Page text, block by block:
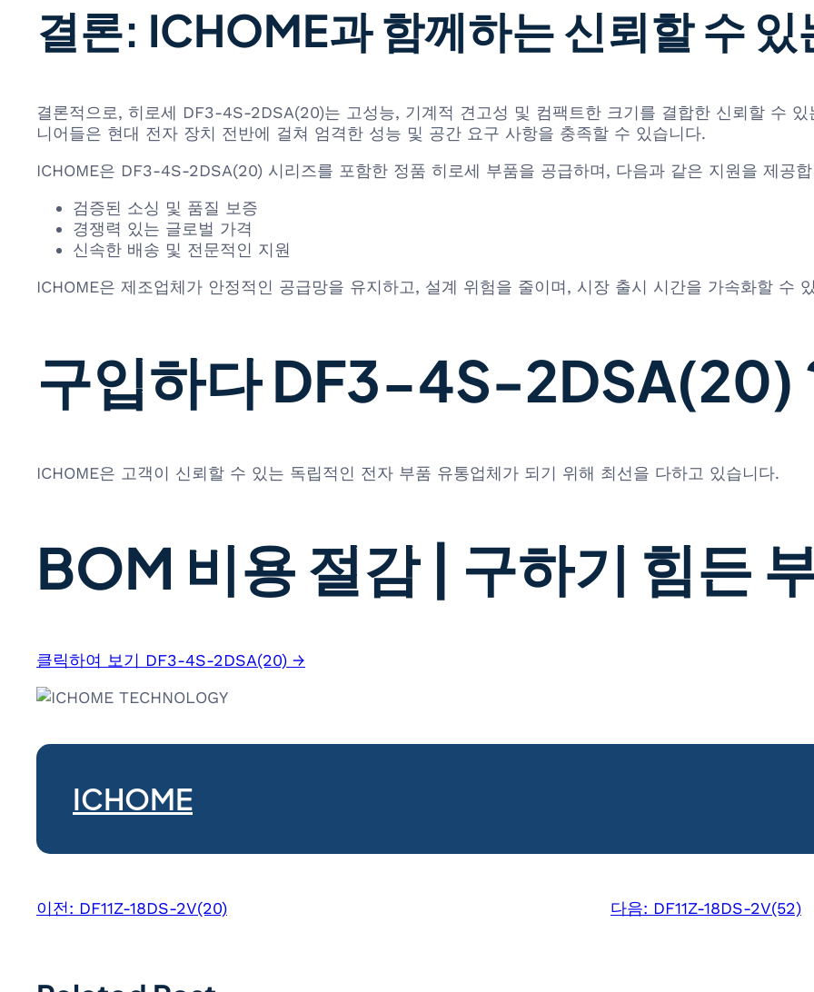
결론: ICHOME과 함께하는 신뢰할 수 있
결론적으로, 히로세 DF3-4S-2DSA(20)는 고성능, 기계적 견고성 및 컴팩트한 크기를 결합한 신뢰할 수
니어들은 현대 전자 장치 전반에 걸쳐 엄격한 성능 및 공간 요구 사항을 충족할 수 있습니다.
ICHOME은 DF3-4S-2DSA(20) 시리즈를 포함한 정품 히로세 부품을 공급하며, 다음과 같은 지원을 제공
검증된 소싱 및 품질 보증
경쟁력 있는 글로벌 가격
신속한 배송 및 전문적인 지원
ICHOME은 제조업체가 안정적인 공급망을 유지하고, 설계 위험을 줄이며, 시장 출시 시간을 가속화할 수
구입하다 DF3-4S-2DSA(20)
ICHOME은 고객이 신뢰할 수 있는 독립적인 전자 부품 유통업체가 되기 위해 최선을 다하고 있습니다.
BOM 비용 절감 | 구하기 힘든
클릭하여 보기 DF3-4S-2DSA(20) →
ICHOME
이전: DF11Z-18DS-2V(20) 다음: DF11Z-18DS-2V(52)